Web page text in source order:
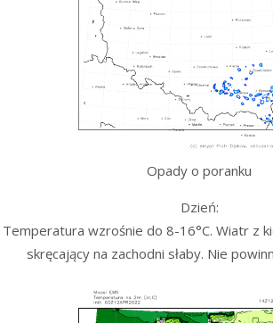
Opady o poranku
Dzień:
Temperatura wzrośnie do 8-16°C. Wiatr z
skręcający na zachodni słaby. Nie